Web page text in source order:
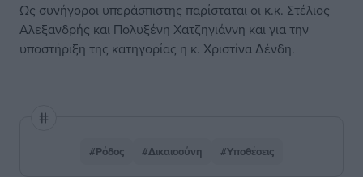
Ως συνήγοροι υπεράσπιστης παρίσταται οι κ.κ. Στέλιος
Αλεξανδρής και Πολυξένη Χατζηγιάννη και για την
υποστήριξη της κατηγορίας η κ. Χριστίνα Δένδη.
#Ρόδος #Δικαιοσύνη #Υποθέσεις